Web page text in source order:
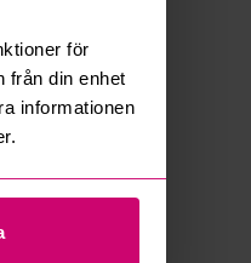
för
från din enhet
informationen